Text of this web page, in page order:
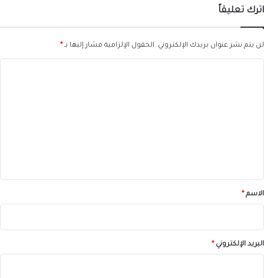
اترك تعليقاً
لن يتم نشر عنوان بريدك الإلكتروني. الحقول الإلزامية مشار إليها بـ*
*الاسم*
البريد الإلكتروني*